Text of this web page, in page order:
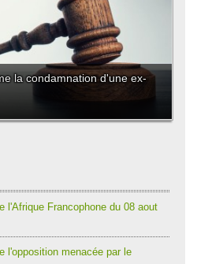
la condamnation d'une ex-
l'Afrique Francophone du 08 aout
l'opposition menacée par le